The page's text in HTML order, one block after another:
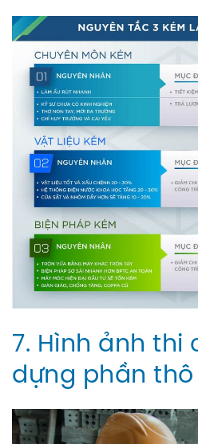
7. Hình ảnh thi
dựng phần thô